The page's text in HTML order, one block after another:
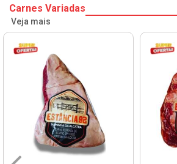
Carnes Variadas
Veja mais